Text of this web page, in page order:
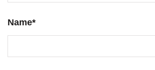
Name*